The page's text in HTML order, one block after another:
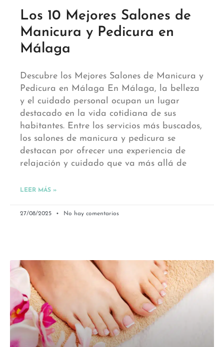
Los 10 Mejores Salones de
Manicura y Pedicura en
Málaga
Descubre los Mejores Salones de Manicura y
Pedicura en Málaga En Málaga, la belleza
y el cuidado personal ocupan un lugar
destacado en la vida cotidiana de sus
habitantes. Entre los servicios más buscados,
los salones de manicura y pedicura se
destacan por ofrecer una experiencia de
relajación y cuidado que va más allá de
LEER MÁS »
27/08/2025 No hay comentarios